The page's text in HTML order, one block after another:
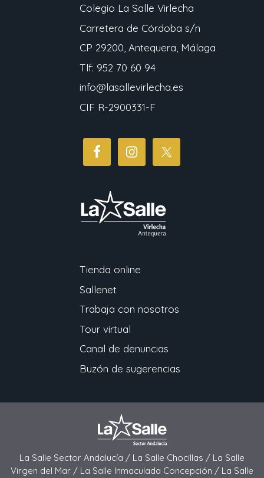
Colegio La Salle Virlecha
Carretera de Córdoba s/n
CP 29200, Antequera, Málaga
Tlf: 952 70 60 94
info@lasallevirlecha.es
CIF R-2900331-F
Tienda online
Sallenet
Trabaja con nosotros
Tour virtual
Canal de denuncias
Buzón de sugerencias
La Salle Sector Andalucía / La Salle Chocillas / La Salle
Virgen del Mar / La Salle Inmaculada Concepción / La Salle